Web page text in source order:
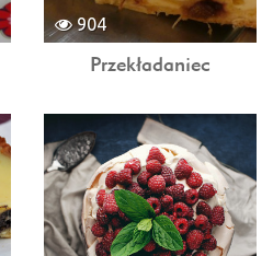
904
Przekładaniec